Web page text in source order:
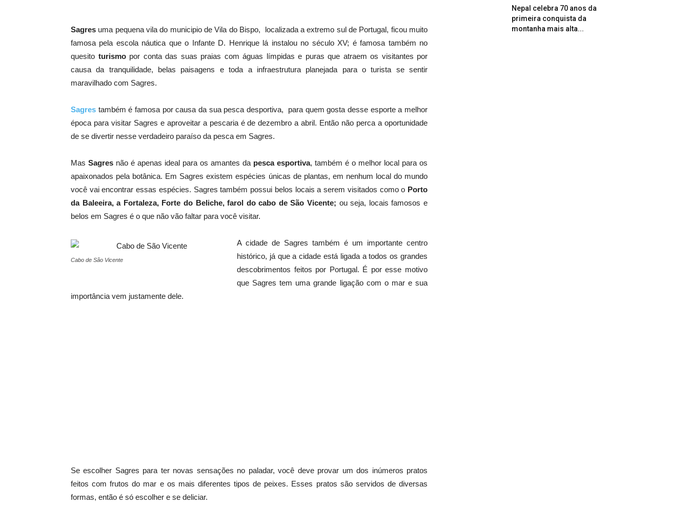
Sagres uma pequena vila do municipio de Vila do Bispo, localizada a extremo sul de Portugal, ficou muito
famosa pela escola náutica que o Infante D. Henrique lá instalou no século XV; é famosa também no
quesito turismopor conta das suas praias com águas límpidas e puras que atraem os visitantes por
causa da tranquilidade, belas paisagens e toda a infraestrutura planejada para o turista se sentir
maravilhado com Sagres.
Sagres também é famosa por causa da sua pesca desportiva, para quem gosta desse esporte a melhor
época para visitar Sagres e aproveitar a pescaria é de dezembro a abril. Então não perca a oportunidade
de se divertir nesse verdadeiro paraíso da pesca em Sagres.
Mas Sagres não é apenas ideal para os amantes da pesca esportiva, também é o melhor local para os
apaixonados pela botânica. Em Sagres existem espécies únicas de plantas, em nenhum local do mundo
você vai encontrar essas espécies. Sagres também possui belos locais a serem visitados como o Porto
da Baleeira, a Fortaleza, Forte do Beliche, farol do cabo de São Vicente; ou seja, locais famosos e
belos em Sagres é o que não vão faltar para você visitar.
Cabo de São Vicente
A cidade de Sagres também é um importante centro
histórico, já que a cidade está ligada a todos os grandes
descobrimentos feitos por Portugal. É por esse motivo
que Sagres tem uma grande ligação com o mar e sua
importância vem justamente dele.
Se escolher Sagres para ter novas sensações no paladar, você deve provar um dos inúmeros pratos
feitos com frutos do mar e os mais diferentes tipos de peixes. Esses pratos são servidos de diversas
formas, então é só escolher e se deliciar.
Nepal celebra 70 anos da
primeira conquista da
montanha mais alta...